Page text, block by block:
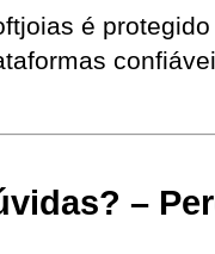
é
–